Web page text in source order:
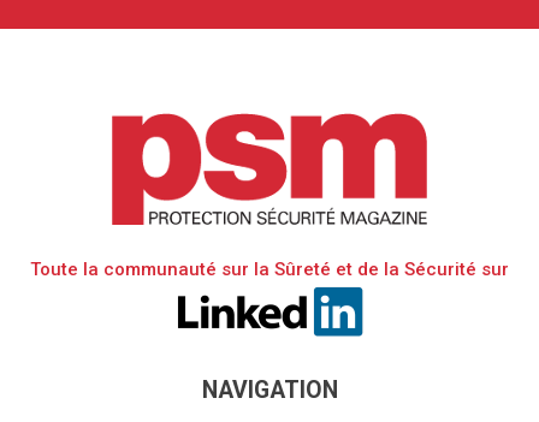
Toute la communauté sur la Sûreté et de la Sécurité sur
NAVIGATION